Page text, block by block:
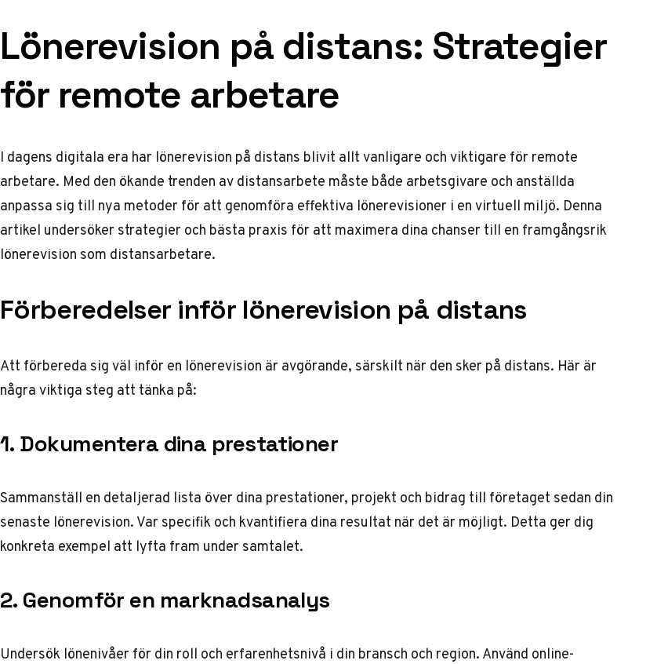
Lönerevision på distans: Strategier
för remote arbetare
I dagens digitala era har lönerevision på distans blivit allt vanligare och viktigare för remote
arbetare. Med den ökande trenden av distansarbete måste både arbetsgivare och anställda
anpassa sig till nya metoder för att genomföra effektiva lönerevisioner i en virtuell miljö. Denna
artikel undersöker strategier och bästa praxis för att maximera dina chanser till en framgångsrik
lönerevision som distansarbetare.
Förberedelser inför lönerevision på distans
Att förbereda sig väl inför en lönerevision är avgörande, särskilt när den sker på distans. Här är
några viktiga steg att tänka på:
1. Dokumentera dina prestationer
Sammanställ en detaljerad lista över dina prestationer, projekt och bidrag till företaget sedan din
senaste lönerevision. Var specifik och kvantifiera dina resultat när det är möjligt. Detta ger dig
konkreta exempel att lyfta fram under samtalet.
2. Genomför en marknadsanalys
Undersök lönenivåer för din roll och erfarenhetsnivå i din bransch och region. Använd online-